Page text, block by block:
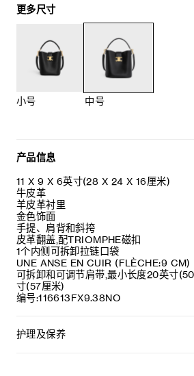
更多尺寸
小号 中号
产品信息
11 X 9 X 6英寸(28 X 24 X 16厘米)
牛皮革
羊皮革衬里
金色饰面
手提、肩背和斜挎
皮革翻盖,配TRIOMPHE磁扣
1个内侧可拆卸拉链口袋
UNE ANSE EN CUIR (FLÈCHE:9 CM)
可拆卸和可调节肩带,最小长度20英寸
寸(57厘米)
编号:116613FX9.38NO
护理及保养